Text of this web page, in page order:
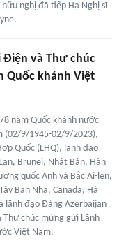
nghị đã tiếp Hạ Nghị sĩ
và Thư chúc
Quốc khánh Việt
năm Quốc khánh nước
(02/9/1945-02/9/2023),
Quốc (LHQ), lãnh đạo
Brunei, Nhật Bản, Hàn
quốc Anh và Bắc Ai-len,
Ban Nha, Canada, Hà
lãnh đạo Đảng Azerbaijan
chúc mừng gửi Lãnh
Việt Nam.